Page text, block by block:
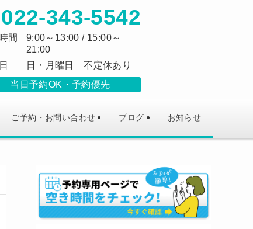
022-343-5542
間
9:00～13:00 / 15:00～
21:00
日・月曜日 不定休あり
当日予約OK
予約優先
ご予約・お問い合わせ ブログ お知らせ